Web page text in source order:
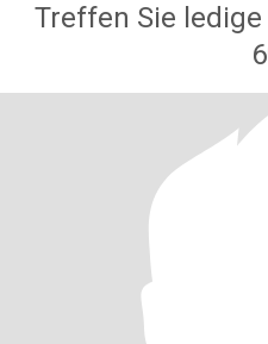
Treffen Sie